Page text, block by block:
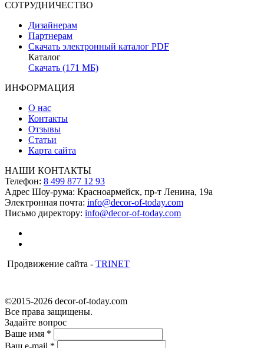
СОТРУДНИЧЕСТВО
Дизайнерам
Партнерам
Скачать электронный каталог PDF
Каталог
Скачать (171 МБ)
ИНФОРМАЦИЯ
О нас
Контакты
Отзывы
Статьи
Карта сайта
НАШИ КОНТАКТЫ
Телефон: 8 499 877 12 93
Адрес Шоу-рума: Красноармейск, пр-т Ленина, 19а
Электронная почта: info@decor-of-today.com
Письмо директору: info@decor-of-today.com
Продвижение сайта - TRINET
©2015-2026 decor-of-today.com
Все права защищены.
Задайте вопрос
Ваше имя *
Ваш e-mail *